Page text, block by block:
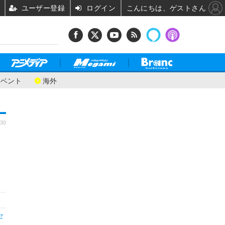
ント 海外
ユーザー登録 ログイン こんにちは、ゲストさん